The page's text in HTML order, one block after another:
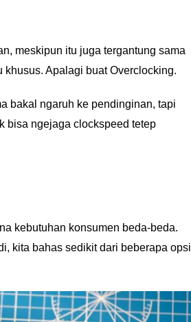
meskipun itu juga tergantung sama
Apalagi buat Overclocking.
bakal ngaruh ke pendinginan, tapi
bisa ngejaga clockspeed tetep
kebutuhan konsumen beda-beda.
kita bahas sedikit dari beberapa opsi